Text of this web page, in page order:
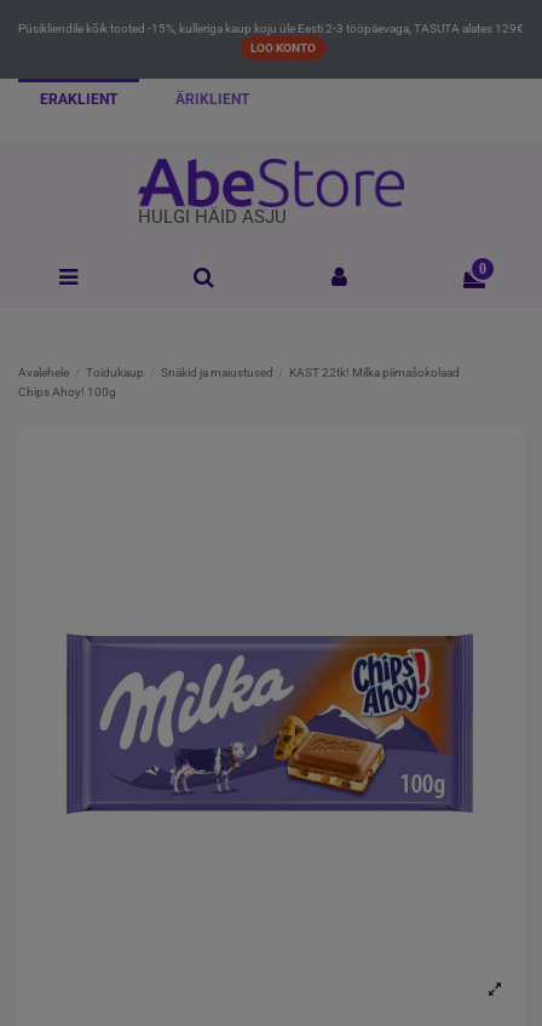
Püsikliendile kõik tooted -15%, kulleriga kaup koju üle Eesti 2-3 tööpäevaga, TASUTA alates 129€
LOO KONTO
ERAKLIENT ÄRIKLIENT
HULGI HÄID ASJU
0
Avalehele Toidukaup Snäkid ja maiustused
KAST 22tk! Milka piimašokolaad
Chips Ahoy! 100g